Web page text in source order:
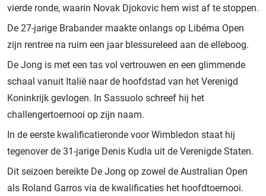
vierde ronde, waarin Novak Djokovic hem wist af te stoppen.
De 27-jarige Brabander maakte onlangs op Libéma Open
zijn rentree na ruim een jaar blessureleed aan de elleboog.
De Jong is met een tas vol vertrouwen en een glimmende
schaal vanuit Italië naar de hoofdstad van het Verenigd
Koninkrijk gevlogen. In Sassuolo schreef hij het
challengertoernooi op zijn naam.
In de eerste kwalificatieronde voor Wimbledon staat hij
tegenover de 31-jarige Denis Kudla uit de Verenigde Staten.
Dit seizoen bereikte De Jong op zowel de Australian Open
als Roland Garros via de kwalificaties het hoofdtoernooi.